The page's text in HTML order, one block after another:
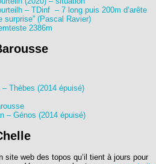
– TDinf – 7 long puis 200m d’arête
surprise” (Pascal Ravier)
2386m
Thèbes (2014 épuisé)
– Génos (2014 épuisé)
site web des topos qu’il tient à jours pour